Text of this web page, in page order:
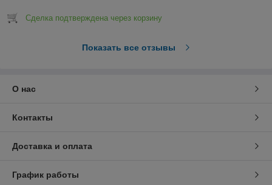
Сделка подтверждена через корзину
Показать все отзывы
О нас
Контакты
Доставка и оплата
График работы